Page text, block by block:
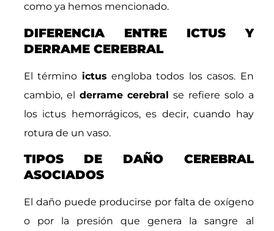
como ya hemos mencionado.
DIFERENCIA ENTRE ICTUS Y
DERRAME CEREBRAL
El término ictus engloba todos los casos. En
cambio, el derrame cerebral se refiere solo a
los ictus hemorrágicos, es decir, cuando hay
rotura de un vaso.
TIPOS DE DAÑO CEREBRAL
ASOCIADOS
El daño puede producirse por falta de oxígeno
o por la presión que genera la sangre al